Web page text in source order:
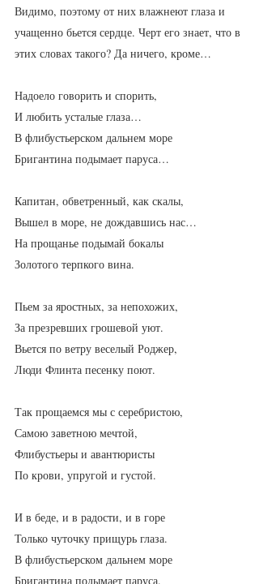
Видимо, поэтому от них влажнеют глаза и
учащенно бьется сердце. Черт его знает, что в
этих словах такого? Да ничего, кроме…
Надоело говорить и спорить,
И любить усталые глаза…
В флибустьерском дальнем море
Бригантина подымает паруса…
Капитан, обветренный, как скалы,
Вышел в море, не дождавшись нас…
На прощанье подымай бокалы
Золотого терпкого вина.
Пьем за яростных, за непохожих,
За презревших грошевой уют.
Вьется по ветру веселый Роджер,
Люди Флинта песенку поют.
Так прощаемся мы с серебристою,
Самою заветною мечтой,
Флибустьеры и авантюристы
По крови, упругой и густой.
И в беде, и в радости, и в горе
Только чуточку прищурь глаза.
В флибустьерском дальнем море
Бригантина подымает паруса.